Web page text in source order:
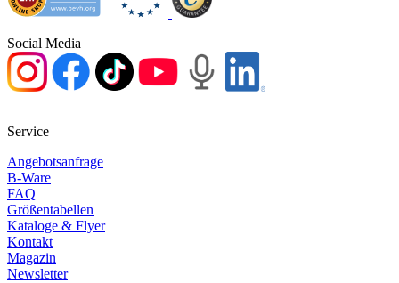
Social Media
Service
Angebotsanfrage
B-Ware
FAQ
Größentabellen
Kataloge & Flyer
Kontakt
Magazin
Newsletter